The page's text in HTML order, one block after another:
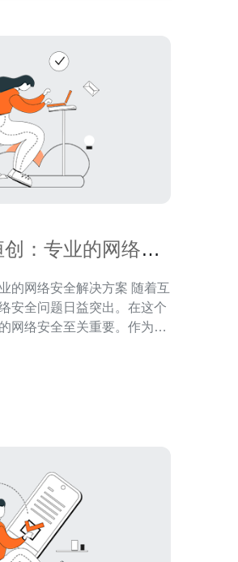
：专业的网络安
络安全解决方案 随着互
安全问题日益突出。在这个
网络安全至关重要。作为专
决方案。 香港高防主